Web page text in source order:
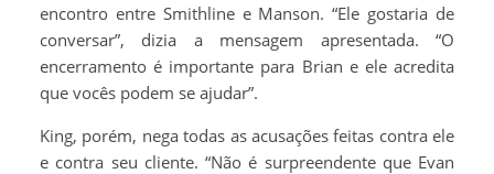
encontro entre Smithline e Manson. “Ele gostaria de
conversar”, dizia a mensagem apresentada. “O
encerramento é importante para Brian e ele acredita
que vocês podem se ajudar”.
King, porém, nega todas as acusações feitas contra ele
e contra seu cliente. “Não é surpreendente que Evan